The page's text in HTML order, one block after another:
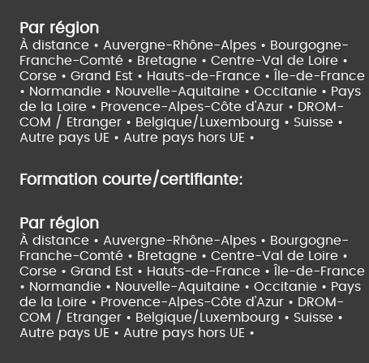
Par région
À distance • Auvergne-Rhône-Alpes • Bourgogne-
Franche-Comté • Bretagne • Centre-Val de Loire •
Corse • Grand Est • Hauts-de-France •
Île-de-France
• Normandie • Nouvelle-Aquitaine • Occitanie • Pays
de la Loire • Provence-Alpes-Côte d'Azur • DROM-
COM / Etranger • Belgique/Luxembourg • Suisse •
Autre pays UE • Autre pays hors UE •
Formation courte/certifiante:
Par région
À distance • Auvergne-Rhône-Alpes • Bourgogne-
Franche-Comté • Bretagne • Centre-Val de Loire •
Corse • Grand Est • Hauts-de-France •
Île-de-France
• Normandie • Nouvelle-Aquitaine • Occitanie • Pays
de la Loire • Provence-Alpes-Côte d'Azur • DROM-
COM / Etranger • Belgique/Luxembourg • Suisse •
Autre pays UE • Autre pays hors UE •